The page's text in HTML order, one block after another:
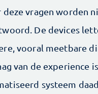
deze vragen worden
De devices
vooral meetbare
van de experience
systeem